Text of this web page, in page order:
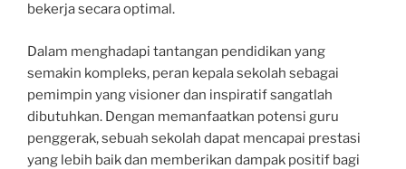
bekerja secara optimal.
Dalam menghadapi tantangan pendidikan yang
semakin kompleks, peran kepala sekolah sebagai
pemimpin yang visioner dan inspiratif sangatlah
dibutuhkan. Dengan memanfaatkan potensi guru
penggerak, sebuah sekolah dapat mencapai prestasi
yang lebih baik dan memberikan dampak positif bagi